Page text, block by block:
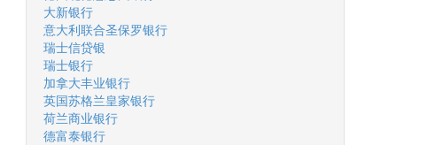
大新银行
意大利联合圣保罗银行
瑞士信贷银
瑞士银行
加拿大丰业银行
英国苏格兰皇家银行
荷兰商业银行
德富泰银行